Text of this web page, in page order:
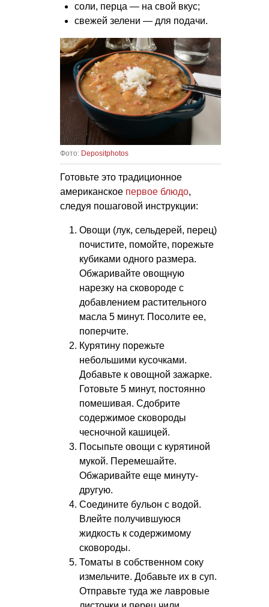
соли, перца — на свой вкус;
свежей зелени — для подачи.
Фото: Depositphotos
Готовьте это традиционное
американское первое блюдо,
следуя пошаговой инструкции:
Овощи (лук, сельдерей, перец)
почистите, помойте, порежьте
кубиками одного размера.
Обжаривайте овощную
нарезку на сковороде с
добавлением растительного
масла 5 минут. Посолите ее,
поперчите.
Курятину порежьте
небольшими кусочками.
Добавьте к овощной зажарке.
Готовьте 5 минут, постоянно
помешивая. Сдобрите
содержимое сковороды
чесночной кашицей.
Посыпьте овощи с курятиной
мукой. Перемешайте.
Обжаривайте еще минуту-
другую.
Соедините бульон с водой.
Влейте получившуюся
жидкость к содержимому
сковороды.
Томаты в собственном соку
измельчите. Добавьте их в суп.
Отправьте туда же лавровые